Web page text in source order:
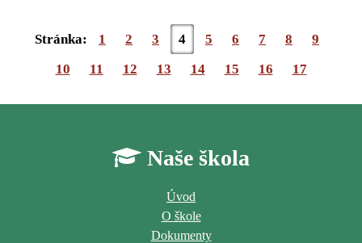
Stránka: 1 2 3 4 5 6 7 8
9
10
11 12 13 14 15 16 17
Naše škola
Úvod
O škole
Dokumenty